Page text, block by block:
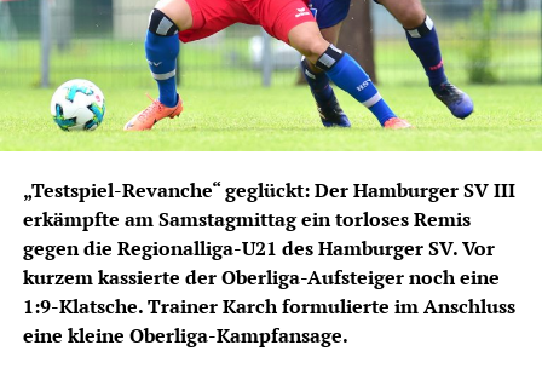
„Testspiel-Revanche“ geglückt: Der Hamburger SV III
erkämpfte am Samstagmittag ein torloses Remis
gegen die Regionalliga-U21 des Hamburger SV. Vor
kurzem kassierte der Oberliga-Aufsteiger noch eine
1:9-Klatsche. Trainer Karch formulierte im Anschluss
eine kleine Oberliga-Kampfansage.